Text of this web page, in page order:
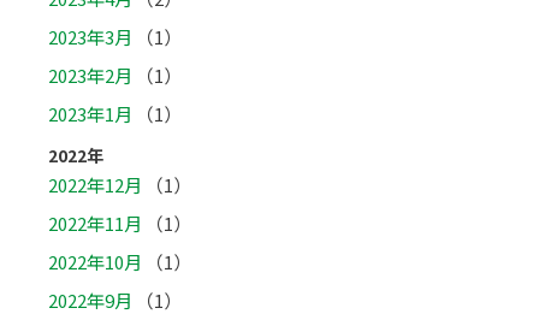
2023年3月
（1）
2023年2月
（1）
2023年1月
（1）
2022年
2022年12月
（1）
2022年11月
（1）
2022年10月
（1）
2022年9月
（1）